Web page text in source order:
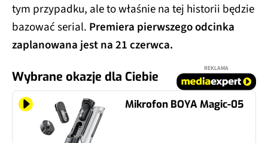
tym przypadku, ale to właśnie na tej historii będzie
bazować serial. Premiera pierwszego odcinka
zaplanowana jest na 21 czerwca.
Wybrane okazje dla Ciebie
REKLAMA
Mikrofon BOYA Magic-05